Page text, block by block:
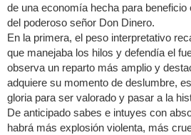
de una economía hecha para
del poderoso señor Don Dinero.
En la primera, el peso interpretativo
que manejaba los hilos y defendía el
observa un reparto más amplio y
adquiere su momento de deslumbre,
gloria para ser valorado y pasar a la
De anticipado sabes e intuyes con
habrá más explosión violenta, más